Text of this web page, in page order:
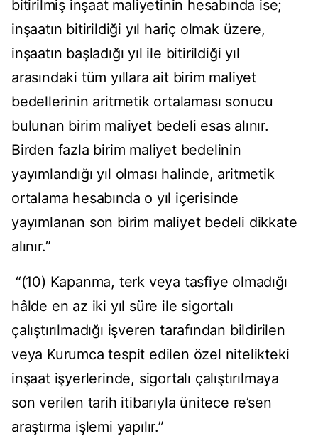
bitirilmiş inşaat maliyetinin hesabında ise;
inşaatın bitirildiği yıl hariç olmak üzere,
inşaatın başladığı yıl ile bitirildiği yıl
arasındaki tüm yıllara ait birim maliyet
bedellerinin aritmetik ortalaması sonucu
bulunan birim maliyet bedeli esas alınır.
Birden fazla birim maliyet bedelinin
yayımlandığı yıl olması halinde, aritmetik
ortalama hesabında o yıl içerisinde
yayımlanan son birim maliyet bedeli dikkate
alınır.”
“(10) Kapanma, terk veya tasfiye olmadığı
hâlde en az iki yıl süre ile sigortalı
çalıştırılmadığı işveren tarafından bildirilen
veya Kurumca tespit edilen özel nitelikteki
inşaat işyerlerinde, sigortalı çalıştırılmaya
son verilen tarih itibarıyla ünitece re’sen
araştırma işlemi yapılır.”